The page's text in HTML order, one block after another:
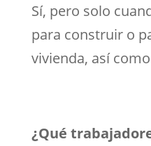
Sí, pero solo
para construir o
vivienda, así
¿Qué